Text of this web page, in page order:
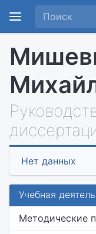
Нет данных
Учебная
Методические